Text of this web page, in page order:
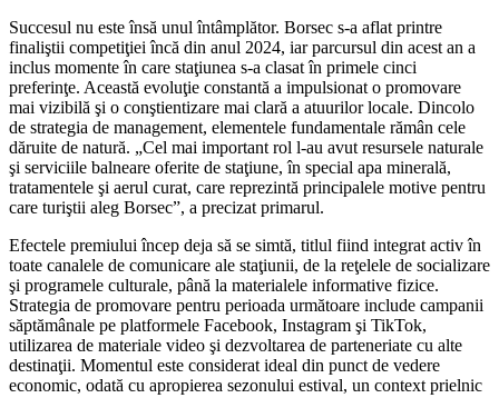
Succesul nu este însă unul întâmplător. Borsec s-a aflat printre
finaliştii competiţiei încă din anul 2024, iar parcursul din acest an a
inclus momente în care staţiunea s-a clasat în primele cinci
preferinţe. Această evoluţie constantă a impulsionat o promovare
mai vizibilă şi o conştientizare mai clară a atuurilor locale. Dincolo
de strategia de management, elementele fundamentale rămân cele
dăruite de natură. „Cel mai important rol l-au avut resursele naturale
şi serviciile balneare oferite de staţiune, în special apa minerală,
tratamentele şi aerul curat, care reprezintă principalele motive pentru
care turiştii aleg Borsec”, a precizat primarul.
Efectele premiului încep deja să se simtă, titlul fiind integrat activ în
toate canalele de comunicare ale staţiunii, de la reţelele de socializare
şi programele culturale, până la materialele informative fizice.
Strategia de promovare pentru perioada următoare include campanii
săptămânale pe platformele Facebook, Instagram şi TikTok,
utilizarea de materiale video şi dezvoltarea de parteneriate cu alte
destinaţii. Momentul este considerat ideal din punct de vedere
economic, odată cu apropierea sezonului estival, un context prielnic